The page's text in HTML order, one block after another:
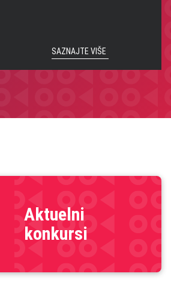
SAZNAJTE VIŠE
Aktuelni
konkursi